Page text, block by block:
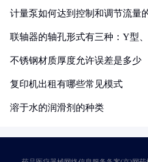
计量泵如何达到控制和调节流量
联轴器的轴孔形式有三种：Y型
不锈钢材质厚度允许误差是多少
复印机出租有哪些常见模式
溶于水的润滑剂的种类